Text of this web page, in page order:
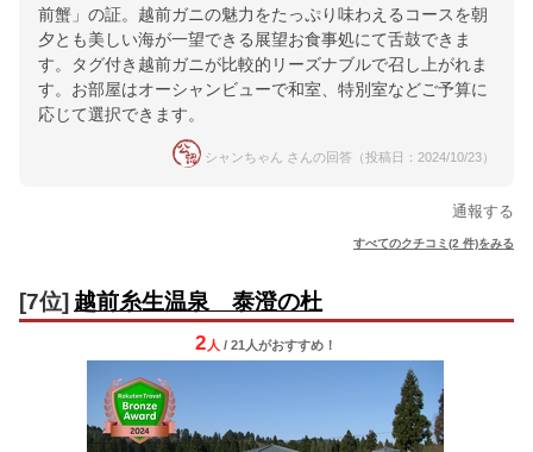
前蟹」の証。越前ガニの魅力をたっぷり味わえるコースを朝
夕とも美しい海が一望できる展望お食事処にて舌鼓できま
す。タグ付き越前ガニが比較的リーズナブルで召し上がれま
す。お部屋はオーシャンビューで和室、特別室などご予算に
応じて選択できます。
シャンちゃん さんの回答（投稿日：2024/10/23）
通報する
すべてのクチコミ(2 件)をみる
[7位] 越前糸生温泉 泰澄の杜
2 人 / 21人がおすすめ！